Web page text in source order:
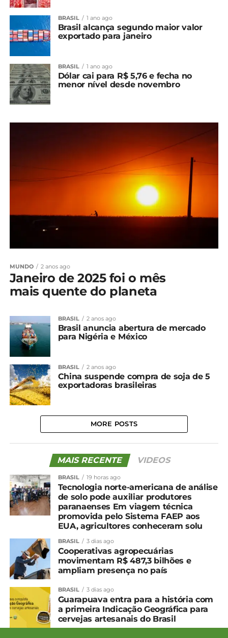
BRASIL 1 ano ago
Brasil alcança segundo maior valor
exportado para janeiro
BRASIL 1 ano ago
Dólar cai para R$ 5,76 e fecha no
menor nível desde novembro
MUNDO 2 anos ago
Janeiro de 2025 foi o mês
mais quente do planeta
BRASIL 2 anos ago
Brasil anuncia abertura de mercado
para Nigéria e México
BRASIL 2 anos ago
China suspende compra de soja de 5
exportadoras brasileiras
MORE POSTS
MAIS RECENTE VIDEOS
BRASIL 19 horas ago
Tecnologia norte-americana de análise
de solo pode auxiliar produtores
paranaenses Em viagem técnica
promovida pelo Sistema FAEP aos
EUA, agricultores conheceram solu
BRASIL 3 dias ago
Cooperativas agropecuárias
movimentam R$ 487,3 bilhões e
ampliam presença no país
BRASIL 3 dias ago
Guarapuava entra para a história com
a primeira Indicação Geográfica para
cervejas artesanais do Brasil